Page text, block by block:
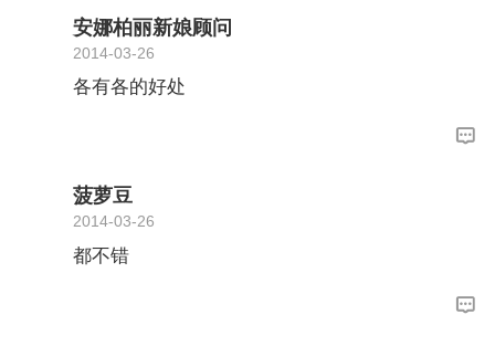
安娜柏丽新娘顾问
2014-03-26
各有各的好处
菠萝豆
2014-03-26
都不错